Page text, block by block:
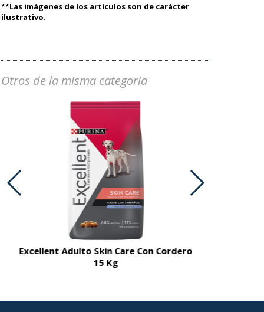
**Las imágenes de los artículos son de carácter
ilustrativo.
Otros de la misma categoria
Excellent Adulto Skin Care Con Cordero
15 Kg